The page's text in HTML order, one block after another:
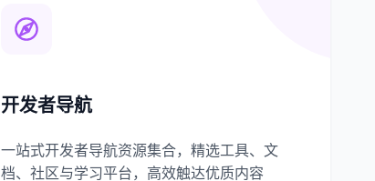
开发者导航
一站式开发者导航资源集合，精选工具、文
档、社区与学习平台，高效触达优质内容